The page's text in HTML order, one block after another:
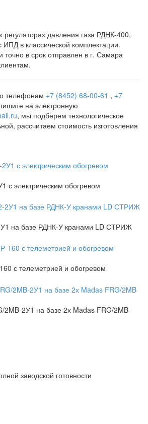
давления газа РДНК-400,
в классической комплектации.
точно в срок отправлен в г. Самара
телефонам +7 (8452) 68-00-61 , +7
на электронную
, мы подберем технологическое
рассчитаем стоимость изготовления
с электрическим обогревом
на базе РДНК-У кранами LD СТРИЖ
с телеметрией и обогревом
2MB-2У1 на базе 2х Madas FRG/2MB
заводской готовности